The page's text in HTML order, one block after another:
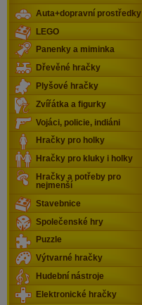
Auta+dopravní prostředky
LEGO
Panenky a miminka
Dřevěné hračky
Plyšové hračky
Zvířátka a figurky
Vojáci, policie, indiáni
Hračky pro holky
Hračky pro kluky i holky
Hračky a potřeby pro
nejmenší
Stavebnice
Společenské hry
Puzzle
Výtvarné hračky
Hudební nástroje
Elektronické hračky